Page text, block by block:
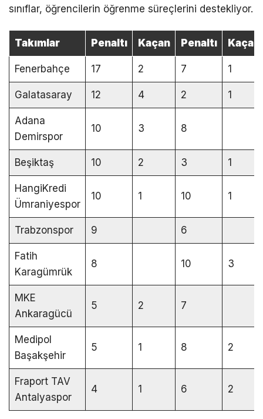
sınıflar, öğrencilerin öğrenme süreçlerini destekliyor.
Takımlar Penaltı Kaçan Penaltı Kaçan
Fenerbahçe 17 2 7 1
Galatasaray 12 4 2 1
Adana
Demirspor
10 3 8
Beşiktaş 10 2 3 1
HangiKredi
Ümraniyespor
10 1 10 1
Trabzonspor 9 6
Fatih
Karagümrük
8 10 3
MKE
Ankaragücü
5 2 7
Medipol
Başakşehir
5 1 8 2
Fraport TAV
Antalyaspor
4 1 6 2